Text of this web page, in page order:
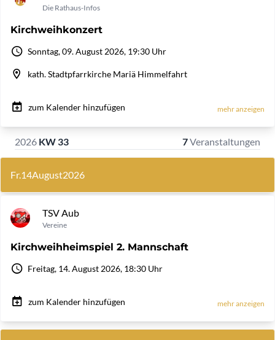
Die Rathaus-Infos
Kirchweihkonzert
Sonntag, 09. August 2026, 19:30 Uhr
kath. Stadtpfarrkirche Mariä Himmelfahrt
zum Kalender hinzufügen mehr anzeigen
2026 KW 33 7Veranstaltungen
Fr.14August2026
TSV Aub
Vereine
Kirchweihheimspiel 2. Mannschaft
Freitag, 14. August 2026, 18:30 Uhr
zum Kalender hinzufügen mehr anzeigen